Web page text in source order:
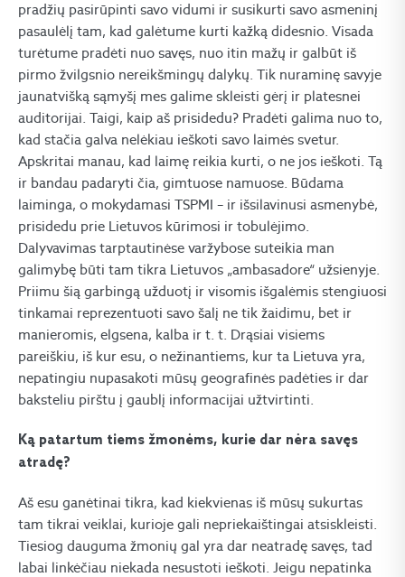
pradžių pasirūpinti savo vidumi ir susikurti savo asmeninį
pasaulėlį tam, kad galėtume kurti kažką didesnio. Visada
turėtume pradėti nuo savęs, nuo itin mažų ir galbūt iš
pirmo žvilgsnio nereikšmingų dalykų. Tik nuraminę savyje
jaunatvišką sąmyšį mes galime skleisti gėrį ir platesnei
auditorijai. Taigi, kaip aš prisidedu? Pradėti galima nuo to,
kad stačia galva nelėkiau ieškoti savo laimės svetur.
Apskritai manau, kad laimę reikia kurti, o ne jos ieškoti. Tą
ir bandau padaryti čia, gimtuose namuose. Būdama
laiminga, o mokydamasi TSPMI – ir išsilavinusi asmenybė,
prisidedu prie Lietuvos kūrimosi ir tobulėjimo.
Dalyvavimas tarptautinėse varžybose suteikia man
galimybę būti tam tikra Lietuvos „ambasadore“ užsienyje.
Priimu šią garbingą užduotį ir visomis išgalėmis stengiuosi
tinkamai reprezentuoti savo šalį ne tik žaidimu, bet ir
manieromis, elgsena, kalba ir t. t. Drąsiai visiems
pareiškiu, iš kur esu, o nežinantiems, kur ta Lietuva yra,
nepatingiu nupasakoti mūsų geografinės padėties ir dar
baksteliu pirštu į gaublį informacijai užtvirtinti.
Ką patartum tiems žmonėms, kurie dar nėra savęs
atradę?
Aš esu ganėtinai tikra, kad kiekvienas iš mūsų sukurtas
tam tikrai veiklai, kurioje gali nepriekaištingai atsiskleisti.
Tiesiog dauguma žmonių gal yra dar neatradę savęs, tad
labai linkėčiau niekada nesustoti ieškoti. Jeigu nepatinka